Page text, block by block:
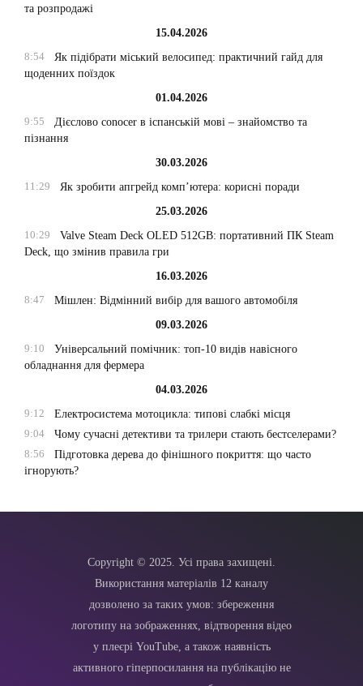
та розпродажі
15.04.2026
8:54
Як підібрати міський велосипед: практичний гайд для
щоденних поїздок
01.04.2026
9:55
Дієслово conocer в іспанській мові – знайомство та
пізнання
30.03.2026
11:29
Як зробити апгрейд комп’ютера: корисні поради
25.03.2026
10:29
Valve Steam Deck OLED 512GB: портативний ПК Steam
Deck, що змінив правила гри
16.03.2026
8:47
Мішлен: Відмінний вибір для вашого автомобіля
09.03.2026
9:10
Універсальний помічник: топ-10 видів навісного
обладнання для фермера
04.03.2026
9:12
Електросистема мотоцикла: типові слабкі місця
9:04
Чому сучасні детективи та трилери стають бестселерами?
8:56
Підготовка дерева до фінішного покриття: що часто
ігнорують?
Copyright © 2025. Усі права захищені.
Використання матеріалів 12 каналу
дозволено за таких умов: збереження
логотипу на зображеннях, відтворення відео
у плеєрі YouTube, а також наявність
активного гіперпосилання на публікацію не